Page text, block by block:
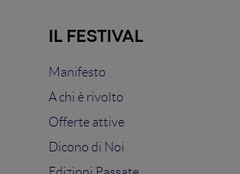
IL FESTIVAL
Manifesto
A chi è rivolto
Offerte attive
Dicono di Noi